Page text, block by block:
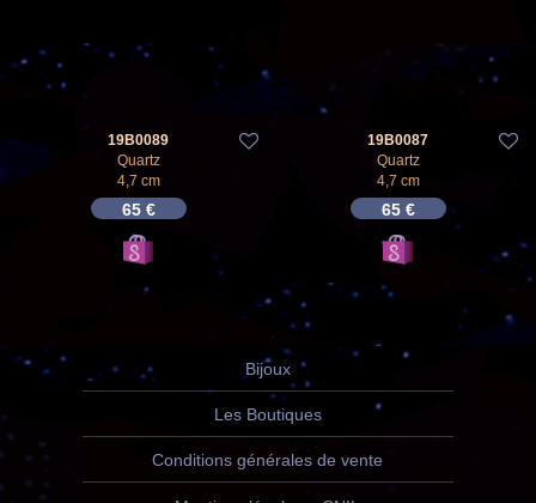
19B0089
Quartz
4,7 cm
65 €
19B0087
Quartz
4,7 cm
65 €
Bijoux
Les Boutiques
Conditions générales de vente